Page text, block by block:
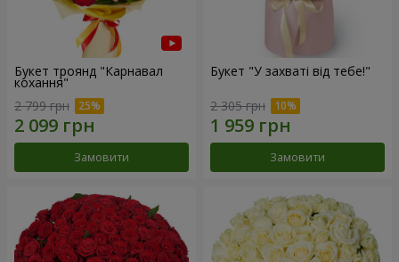
Букет троянд "Карнавал
кохання"
2 799 грн
Замовити
Букет "У захваті від тебе!"
2 305 грн
Замовити